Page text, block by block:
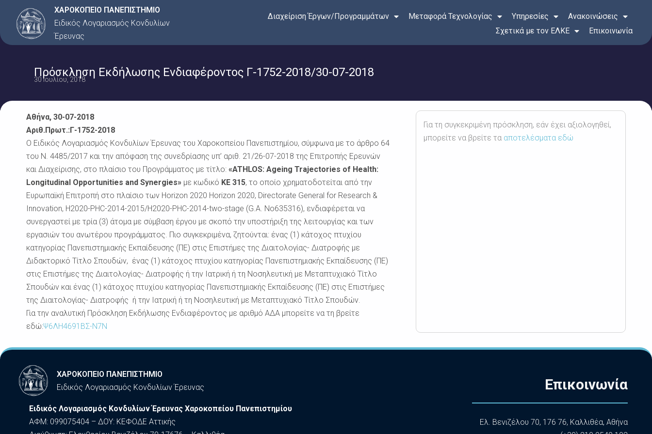
Μετάβαση
περιεχόμενο
ΧΑΡΟΚΟΠΕΙΟ ΠΑΝΕΠΙΣΤΗΜΙΟ
Ειδικός Λογαριασμός Κονδυλίων
Έρευνας
Διαχείριση Έργων/Προγραμμάτων Μεταφορά Τεχνολογίας Υπηρεσίες
Ανακοινώσεις
Σχετικά με τον ΕΛΚΕ
Επικοινωνία
Πρόσκληση Εκδήλωσης Ενδιαφέροντος Γ-1752-2018/30-07-2018
30 Ιουλίου, 2018
Αθήνα, 30-07-2018
Αριθ.Πρωτ.:Γ-1752-2018
Ο Ειδικός Λογαριασμός Κονδυλίων Έρευνας του Χαροκοπείου Πανεπιστημίου, σύμφωνα με το άρθρο 64
του Ν. 4485/2017 και την απόφαση της συνεδρίασης υπ’ αριθ. 21/26-07-2018 της Επιτροπής Ερευνών
και Διαχείρισης, στο πλαίσιο του Προγράμματος με τίτλο: «ATHLOS: Ageing Trajectories of Health:
Longitudinal Opportunities and Synergies»με κωδικό ΚE 315, το οποίο χρηματοδοτείται από την
Ευρωπαϊκή Επιτροπή στο πλαίσιο των Horizon 2020 Horizon 2020, Directorate General for Research &
Innovation, H2020-PHC-2014-2015/H2020-PHC-2014-two-stage (G.A. No635316), ενδιαφέρεται να
συνεργαστεί με τρία (3) άτομα με σύμβαση έργου με σκοπό την υποστήριξη της λειτουργίας και των
εργασιών του ανωτέρου προγράμματος. Πιο συγκεκριμένα, ζητούνται: ένας (1) κάτοχος πτυχίου
κατηγορίας Πανεπιστημιακής Εκπαίδευσης (ΠΕ) στις Επιστήμες της Διαιτολογίας- Διατροφής με
Διδακτορικό Τίτλο Σπουδών, ένας (1) κάτοχος πτυχίου κατηγορίας Πανεπιστημιακής Εκπαίδευσης (ΠΕ)
στις Επιστήμες της Διαιτολογίας- Διατροφής ή την Ιατρική ή τη Νοσηλευτική με Μεταπτυχιακό Τίτλο
Σπουδών και ένας (1) κάτοχος πτυχίου κατηγορίας Πανεπιστημιακής Εκπαίδευσης (ΠΕ) στις Επιστήμες
της Διαιτολογίας- Διατροφής ή την Ιατρική ή τη Νοσηλευτική με Μεταπτυχιακό Τίτλο Σπουδών.
Για την αναλυτική Πρόσκληση Εκδήλωσης Ενδιαφέροντος με αριθμό ΑΔΑ μπορείτε να τη βρείτε
εδώ:Ψ6ΛΗ4691ΒΣ-Ν7Ν
Για τη συγκεκριμένη πρόσκληση, εάν έχει αξιολογηθεί,
μπορείτε να βρείτε τα αποτελέσματα εδώ
ΧΑΡΟΚΟΠΕΙΟ ΠΑΝΕΠΙΣΤΗΜΙΟ
Ειδικός Λογαριασμός Κονδυλίων Έρευνας
Ειδικός Λογαριασμός Κονδυλίων Έρευνας Χαροκοπείου Πανεπιστημίου
ΑΦΜ: 099075404 – ΔΟΥ: ΚΕΦΟΔΕ Αττικής
Επικοινωνία
Ελ. Βενιζέλου 70, 176 76, Καλλιθέα, Αθήνα